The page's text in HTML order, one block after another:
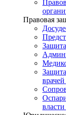
Правовая